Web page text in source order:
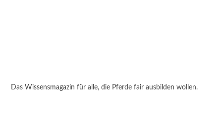
Das Wissensmagazin für alle, die Pferde fair ausbilden wollen.